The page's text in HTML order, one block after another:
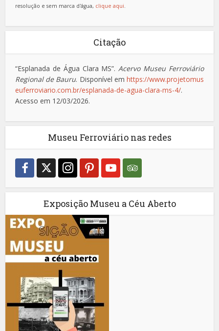
resolução e sem marca d'água, clique aqui.
Citação
“Esplanada de Água Clara MS”.Acervo Museu Ferroviário
Regional de Bauru. Disponível em https://www.projetomus
euferroviario.com.br/esplanada-de-agua-clara-ms-4/.
Acesso em 12/03/2026.
Museu Ferroviário nas redes
Exposição Museu a Céu Aberto